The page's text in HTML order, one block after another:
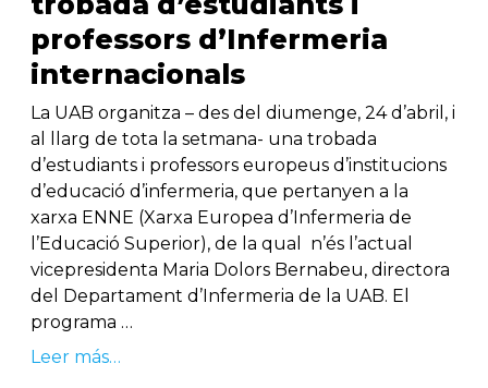
professors d’Infermeria
internacionals
La UAB organitza – des del diumenge, 24 d’abril, i
al llarg de tota la setmana- una trobada
d’estudiants i professors europeus d’institucions
d’educació d’infermeria, que pertanyen a la
xarxa ENNE (Xarxa Europea d’Infermeria de
l’Educació Superior), de la qual n’és l’actual
vicepresidenta Maria Dolors Bernabeu, directora
del Departament d’Infermeria de la UAB. El
programa …
Leer más…